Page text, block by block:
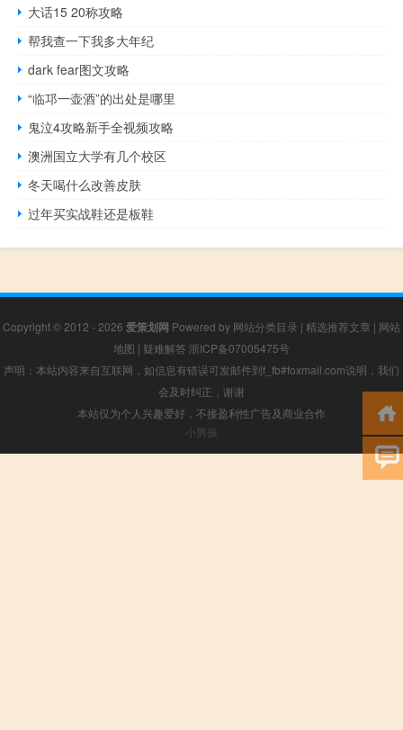
大话15 20称攻略
帮我查一下我多大年纪
dark fear图文攻略
“临邛一壶酒”的出处是哪里
鬼泣4攻略新手全视频攻略
澳洲国立大学有几个校区
冬天喝什么改善皮肤
过年买实战鞋还是板鞋
Copyright © 2012 - 2026 爱策划网 Powered by 网站分类目录 | 精选推荐文章 | 网站
地图 | 疑难解答 浙ICP备07005475号
声明：本站内容来自互联网，如信息有错误可发邮件到f_fb#foxmail.com说明，我们
会及时纠正，谢谢
本站仅为个人兴趣爱好，不接盈利性广告及商业合作
小男孩